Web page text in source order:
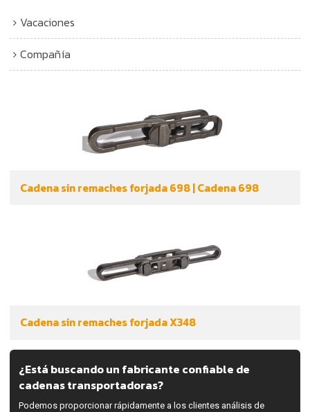
Vacaciones
Compañía
Cadena sin remaches forjada 698 | Cadena 698
Cadena sin remaches forjada X348
¿Está buscando un fabricante confiable de
cadenas transportadoras?
Podemos proporcionar rápidamente a los clientes análisis de